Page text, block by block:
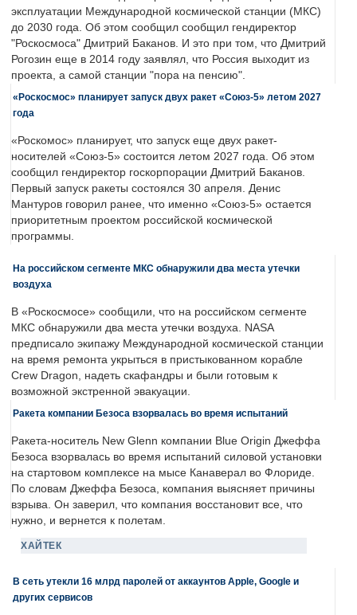
эксплуатации Международной космической станции (МКС)
до 2030 года. Об этом сообщил сообщил гендиректор
"Роскосмоса" Дмитрий Баканов. И это при том, что Дмитрий
Рогозин еще в 2014 году заявлял, что Россия выходит из
проекта, а самой станции "пора на пенсию".
«Роскосмос» планирует запуск двух ракет «Союз-5» летом 2027
года
«Роскомос» планирует, что запуск еще двух ракет-
носителей «Союз-5» состоится летом 2027 года. Об этом
сообщил гендиректор госкорпорации Дмитрий Баканов.
Первый запуск ракеты состоялся 30 апреля. Денис
Мантуров говорил ранее, что именно «Союз-5» остается
приоритетным проектом российской космической
программы.
На российском сегменте МКС обнаружили два места утечки
воздуха
В «Роскосмосе» сообщили, что на российском сегменте
МКС обнаружили два места утечки воздуха. NASA
предписало экипажу Международной космической станции
на время ремонта укрыться в пристыкованном корабле
Crew Dragon, надеть скафандры и были готовым к
возможной экстренной эвакуации.
Ракета компании Безоса взорвалась во время испытаний
Ракета-носитель New Glenn компании Blue Origin Джеффа
Безоса взорвалась во время испытаний силовой установки
на стартовом комплексе на мысе Канаверал во Флориде.
По словам Джеффа Безоса, компания выясняет причины
взрыва. Он заверил, что компания восстановит все, что
нужно, и вернется к полетам.
ХАЙТЕК
В сеть утекли 16 млрд паролей от аккаунтов Apple, Google и
других сервисов